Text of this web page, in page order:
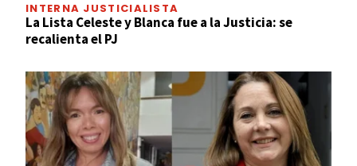
INTERNA JUSTICIALISTA
La Lista Celeste y Blanca fue a la Justicia: se
recalienta el PJ